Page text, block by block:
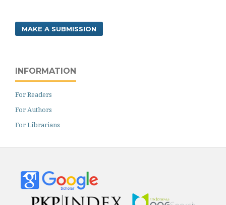
MAKE A SUBMISSION
INFORMATION
For Readers
For Authors
For Librarians